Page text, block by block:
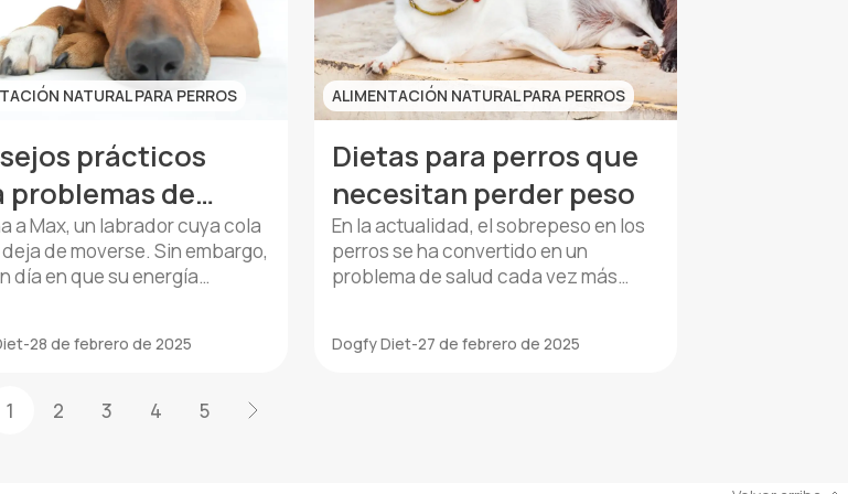
NATURAL PARA PERROS
prácticos
problemas de
en perros
a Max, un labrador cuya cola
de moverse. Sin embargo,
día en que su energía
inadecuada. Muchos
pueden
-28 de febrero de 2025
ALIMENTACIÓN NATURAL PARA PERROS
Dietas para perros que
necesitan perder peso
En la actualidad, el sobrepeso en los
perros se ha convertido en un
problema de salud cada vez más
y mejorar la calidad de vida de
Dogfy Diet-27 de febrero de 2025
1 2 3 4 5